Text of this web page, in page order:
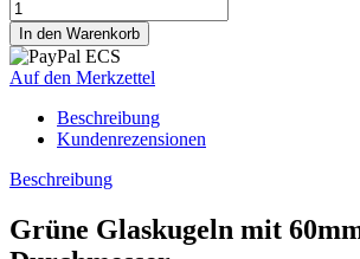
Auf den Merkzettel
Beschreibung
Kundenrezensionen
Beschreibung
Grüne Glaskugeln mit